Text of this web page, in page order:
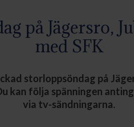
på Jägersro,
med SFK
storloppsöndag på
kan följa spänningen
via tv-sändningarna.